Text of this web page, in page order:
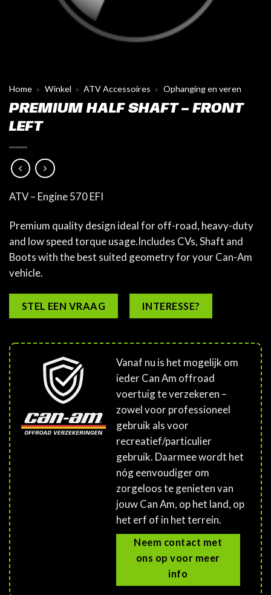
Home » Winkel » ATV Accessoires » Ophanging en veren
PREMIUM HALF SHAFT – FRONT
LEFT
ATV – Engine 570 EFI
Premium quality design ideal for off-road, heavy-duty
and low speed torque usage.Includes CVs, Shaft and
Boots with the best suited geometry for your Can-Am
vehicle.
STEL EEN VRAAG INTERESSE?
Vanaf nu is het mogelijk om
ieder Can Am offroad
voertuig te verzekeren –
zowel voor professioneel
gebruik als voor
recreatief/particulier
gebruik. Daarmee wordt het
nóg eenvoudiger om
zorgeloos te genieten van
jouw Can Am, op het land, op
het erf of in het terrein.
Neem contact met
ons op voor meer
info